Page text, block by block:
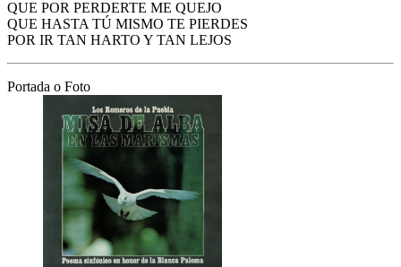
QUE POR PERDERTE ME QUEJO
QUE HASTA TÚ MISMO TE PIERDES
POR IR TAN HARTO Y TAN LEJOS
Portada o Foto